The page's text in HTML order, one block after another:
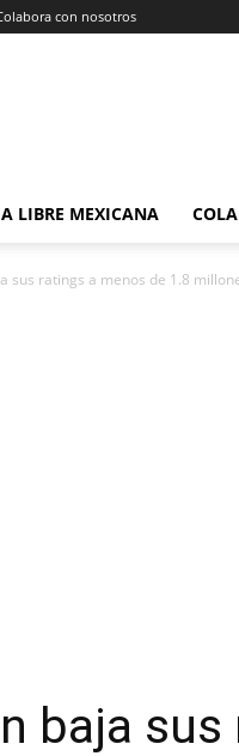
con nosotros
LIBRE MEXICANA
sus ratings a menos de 1.8
baja